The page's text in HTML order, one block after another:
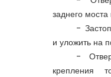
заднего
-
и уложить на
-
крепления